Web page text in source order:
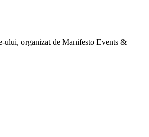
ului, organizat de Manifesto Events &